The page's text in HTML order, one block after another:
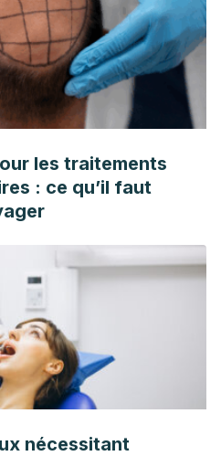
les traitements
: ce qu’il faut
nécessitant